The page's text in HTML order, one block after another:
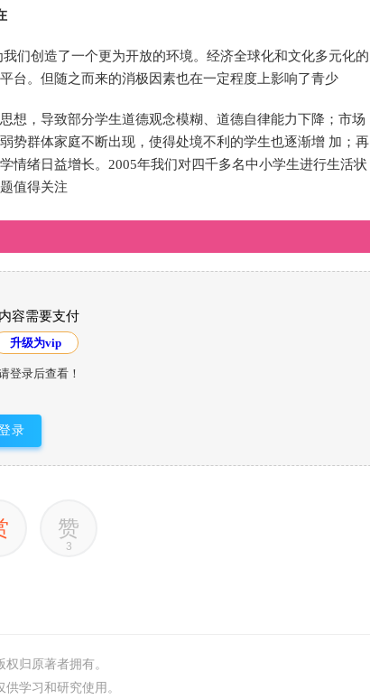
们创造了一个更为开放的环境。经济全球化和文化多元化的
台。但随之而来的消极因素也在一定程度上影响了青少
想，导致部分学生道德观念模糊、道德自律能力下降；市场
势群体家庭不断出现，使得处境不利的学生也逐渐增 加；再
情绪日益增长。2005年我们对四千多名中小学生进行生活状
值得关注
容需要支付
升级为vip
登录后查看！
录
赞
3
归原著者拥有。
学习和研究使用。